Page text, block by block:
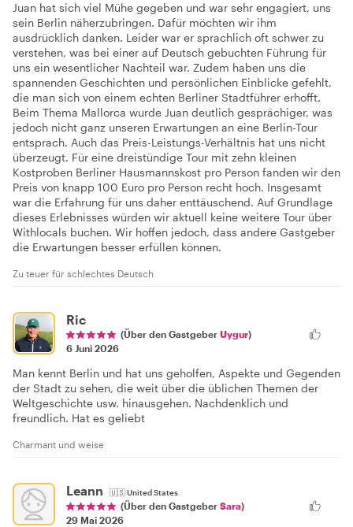
Juan hat sich viel Mühe gegeben und war sehr engagiert, uns
sein Berlin näherzubringen. Dafür möchten wir ihm
ausdrücklich danken. Leider war er sprachlich oft schwer zu
verstehen, was bei einer auf Deutsch gebuchten Führung für
uns ein wesentlicher Nachteil war. Zudem haben uns die
spannenden Geschichten und persönlichen Einblicke gefehlt,
die man sich von einem echten Berliner Stadtführer erhofft.
Beim Thema Mallorca wurde Juan deutlich gesprächiger, was
jedoch nicht ganz unseren Erwartungen an eine Berlin-Tour
entsprach. Auch das Preis-Leistungs-Verhältnis hat uns nicht
überzeugt. Für eine dreistündige Tour mit zehn kleinen
Kostproben Berliner Hausmannskost pro Person fanden wir den
Preis von knapp 100 Euro pro Person recht hoch. Insgesamt
war die Erfahrung für uns daher enttäuschend. Auf Grundlage
dieses Erlebnisses würden wir aktuell keine weitere Tour über
Withlocals buchen. Wir hoffen jedoch, dass andere Gastgeber
die Erwartungen besser erfüllen können.
Zu teuer für schlechtes Deutsch
Ric
(Über den Gastgeber Uygur)
6 Juni 2026
Man kennt Berlin und hat uns geholfen, Aspekte und Gegenden
der Stadt zu sehen, die weit über die üblichen Themen der
Weltgeschichte usw. hinausgehen. Nachdenklich und
freundlich. Hat es geliebt
Charmant und weise
Leann 🇺🇸United States
(Über den Gastgeber Sara)
29 Mai 2026